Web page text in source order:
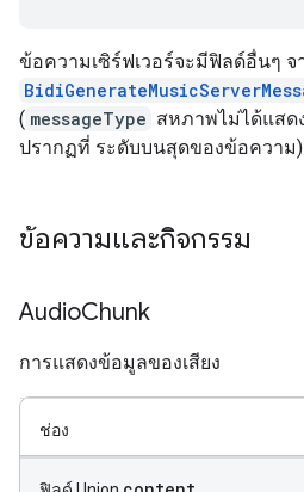
ข้อความเซิร์ฟเวอร์จะมีฟิลด์อื่นๆ
( messageType สหภาพไม่ได้แสด
ปรากฏที่ ระดับบนสุดของข้อความ)
ข้อความและกิจกรรม
AudioChunk
การแสดงข้อมูลของเสียง
ช่อง